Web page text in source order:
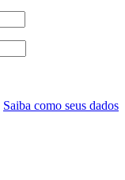
Saiba como seus dados